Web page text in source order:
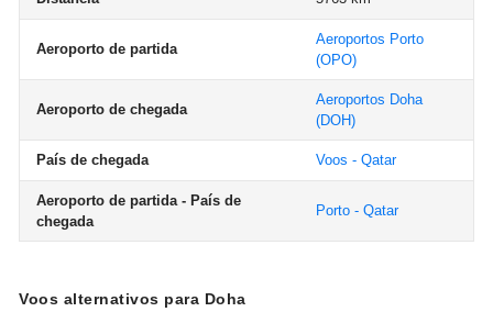
Aeroporto de partida
Aeroportos Porto
(OPO)
Aeroporto de chegada
Aeroportos Doha
(DOH)
País de chegada Voos - Qatar
Aeroporto de partida - País de
chegada
Porto - Qatar
Voos alternativos para Doha